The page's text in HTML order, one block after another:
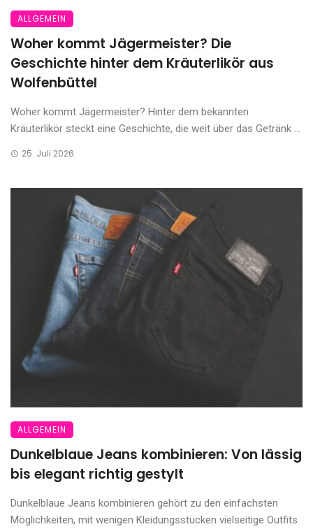
ALLGEMEIN
Woher kommt Jägermeister? Die
Geschichte hinter dem Kräuterlikör aus
Wolfenbüttel
Woher kommt Jägermeister? Hinter dem bekannten
Kräuterlikör steckt eine Geschichte, die weit über das Getränk ...
25. Juli 2026
ALLGEMEIN
Dunkelblaue Jeans kombinieren: Von lässig
bis elegant richtig gestylt
Dunkelblaue Jeans kombinieren gehört zu den einfachsten
Möglichkeiten, mit wenigen Kleidungsstücken vielseitige Outfits